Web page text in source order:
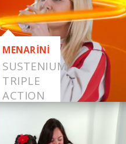
MENARİNİ
SUSTENIUM
TRIPLE
ACTION